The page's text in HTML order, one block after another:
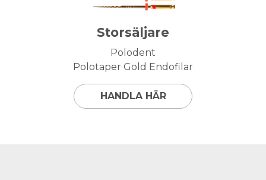
Storsäljare
Polodent
Polotaper Gold Endofilar
HANDLA HÄR